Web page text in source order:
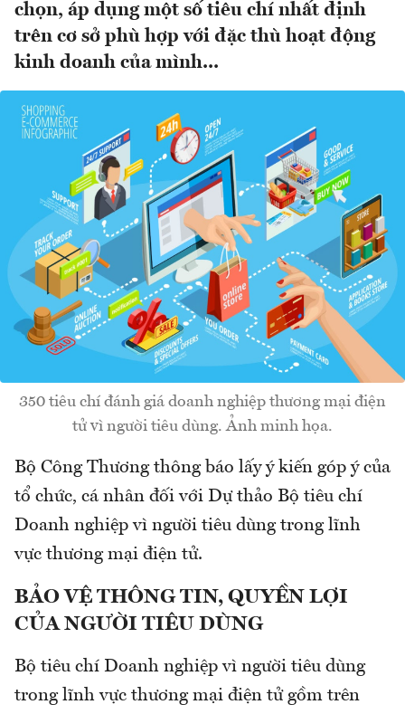
chọn, áp dụng một số tiêu chí nhất định
trên cơ sở phù hợp với đặc thù hoạt động
kinh doanh của mình...
350 tiêu chí đánh giá doanh nghiệp thương mại điện
tử vì người tiêu dùng. Ảnh minh họa.
Bộ Công Thương thông báo lấy ý kiến góp ý của
tổ chức, cá nhân đối với Dự thảo Bộ tiêu chí
Doanh nghiệp vì người tiêu dùng trong lĩnh
vực thương mại điện tử.
BẢO VỆ THÔNG TIN, QUYỀN LỢI
CỦA NGƯỜI TIÊU DÙNG
Bộ tiêu chí Doanh nghiệp vì người tiêu dùng
trong lĩnh vực thương mại điện tử gồm trên